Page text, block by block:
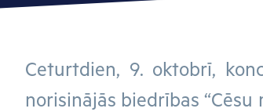
Ceturtdien, 9. oktobrī,
norisinājās biedrības